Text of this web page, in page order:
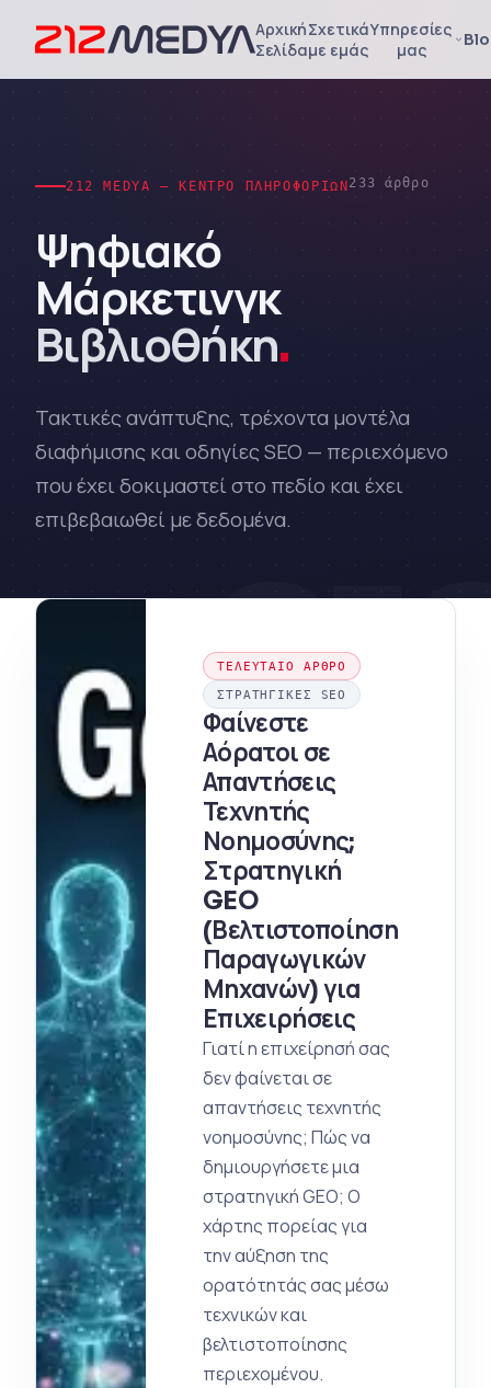
Αρχική
Σελίδα
Σχετικά
με εμάς
Υπηρεσίες
μας
212 MEDYA — ΚΈΝΤΡΟ ΠΛΗΡΟΦΟΡΙΏΝ 233 άρθρο
Ψηφιακό
Μάρκετινγκ
Βιβλιοθήκη.
Τακτικές ανάπτυξης, τρέχοντα μοντέλα
διαφήμισης και οδηγίες SEO — περιεχόμενο
που έχει δοκιμαστεί στο πεδίο και έχει
επιβεβαιωθεί με δεδομένα.
ΤΕΛΕΥΤΑΊΟ ΆΡΘΡΟ
ΣΤΡΑΤΗΓΙΚΈΣ SEO
Φαίνεστε
Αόρατοι σε
Απαντήσεις
Τεχνητής
Νοημοσύνης;
Στρατηγική
GEO
(Βελτιστοποίηση
Παραγωγικών
Μηχανών) για
Επιχειρήσεις
Γιατί η επιχείρησή σας
δεν φαίνεται σε
απαντήσεις τεχνητής
νοημοσύνης; Πώς να
δημιουργήσετε μια
στρατηγική GEO; Ο
χάρτης πορείας για
την αύξηση της
ορατότητάς σας μέσω
τεχνικών και
βελτιστοποίησης
περιεχομένου.